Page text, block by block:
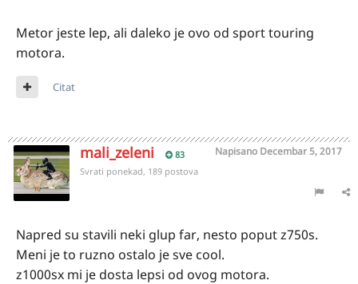
Metor jeste lep, ali daleko je ovo od sport touring
motora.
Citat
mali_zeleni 83 Napisano Decembar 5, 2017
Svrati ponekad, 189 postova
Napred su stavili neki glup far, nesto poput z750s.
Meni je to ruzno ostalo je sve cool.
z1000sx mi je dosta lepsi od ovog motora.